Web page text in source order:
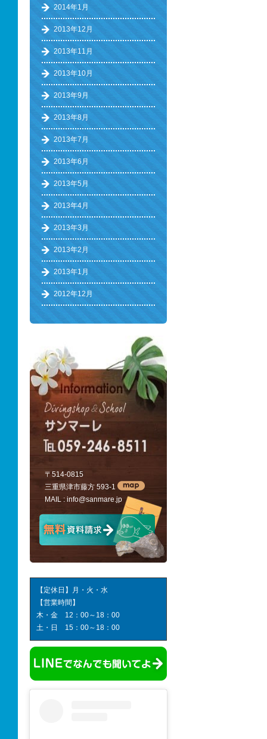
2014年1月
2013年12月
2013年11月
2013年10月
2013年9月
2013年8月
2013年7月
2013年6月
2013年5月
2013年4月
2013年3月
2013年2月
2013年1月
2012年12月
〒514-0815
三重県津市藤方 593-1
MAIL : info@sanmare.jp
【定休日】月・火・水
【営業時間】
木・金 12：00～18：00
土・日 15：00～18：00